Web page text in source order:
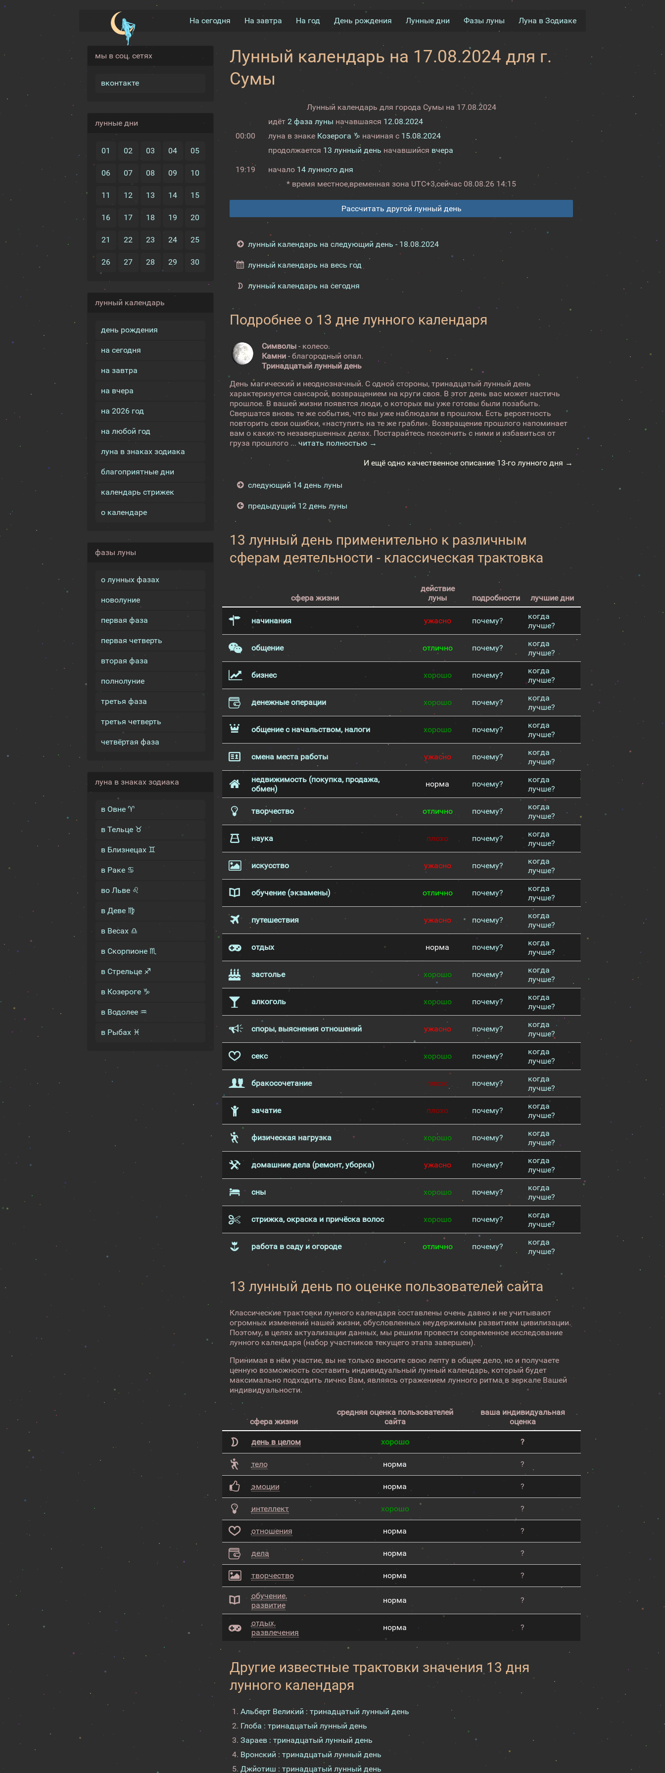
На сегодня На завтра На год День рождения Лунные дни Фазы луны Луна в Зодиаке
мы в соц. сетях
вконтакте
лунные дни
01 02 03 04 05
06 07 08 09 10
11 12 13 14 15
16 17 18 19 20
21 22 23 24 25
26 27 28 29 30
лунный календарь
день рождения
на сегодня
на завтра
на вчера
на 2026 год
на любой год
луна в знаках зодиака
благоприятные дни
календарь стрижек
о календаре
фазы луны
о лунных фазах
новолуние
первая фаза
первая четверть
вторая фаза
полнолуние
третья фаза
третья четверть
четвёртая фаза
луна в знаках зодиака
в Овне ♈
в Тельце ♉
в Близнецах ♊
в Раке ♋
во Льве ♌
в Деве ♍
в Весах ♎
в Скорпионе ♏
в Стрельце ♐
в Козероге ♑
в Водолее ♒
в Рыбах ♓
Лунный календарь на 17.08.2024 для г.
Сумы
Лунный календарь для города Сумы на 17.08.2024
00:00
идёт 2 фаза луны начавшаяся 12.08.2024
луна в знаке Козерога ♑ начиная с 15.08.2024
продолжается 13 лунный день начавшийся вчера
19:19 начало 14 лунного дня
* время местное,временная зона UTC+3,сейчас 08.08.26 14:15
Рассчитать другой лунный день
лунный календарь на следующий день - 18.08.2024
лунный календарь на весь год
лунный календарь на сегодня
Подробнее о 13 дне лунного календаря
Символы - колесо.
Камни - благородный опал.
Тринадцатый лунный день
День магический и неоднозначный. С одной стороны, тринадцатый лунный день
характеризуется сансарой, возвращением на круги своя. В этот день вас может настичь
прошлое. В вашей жизни появятся люди, о которых вы уже готовы были позабыть.
Свершатся вновь те же события, что вы уже наблюдали в прошлом. Есть вероятность
повторить свои ошибки, «наступить на те же грабли». Возвращение прошлого напоминает
вам о каких-то незавершенных делах. Постарайтесь покончить с ними и избавиться от
груза прошлого ...читать полностью →
И ещё одно качественное описание 13-го лунного дня →
следующий 14 день луны
предыдущий 12 день луны
13 лунный день применительно к различным
сферам деятельности - классическая трактовка
сфера жизни
действие
луны
подробности лучшие дни
начинания ужасно почему?
когда
лучше?
общение отлично почему?
когда
лучше?
бизнес хорошо почему?
когда
лучше?
денежные операции хорошо почему?
когда
лучше?
общение с начальством, налоги хорошо почему?
когда
лучше?
смена места работы ужасно почему?
когда
лучше?
недвижимость (покупка, продажа,
обмен)
норма почему?
когда
лучше?
творчество отлично почему?
когда
лучше?
наука плохо почему?
когда
лучше?
искусство ужасно почему?
когда
лучше?
обучение (экзамены) отлично почему?
когда
лучше?
путешествия ужасно почему?
когда
лучше?
отдых норма почему?
когда
лучше?
застолье хорошо почему?
когда
лучше?
алкоголь хорошо почему?
когда
лучше?
споры, выяснения отношений ужасно почему?
когда
лучше?
секс хорошо почему?
когда
лучше?
бракосочетание плохо почему?
когда
лучше?
зачатие плохо почему?
когда
лучше?
физическая нагрузка хорошо почему?
когда
лучше?
домашние дела (ремонт, уборка) ужасно почему?
когда
лучше?
сны хорошо почему?
когда
лучше?
стрижка, окраска и причёска волос хорошо почему?
когда
лучше?
работа в саду и огороде отлично почему?
когда
лучше?
13 лунный день по оценке пользователей сайта
Классические трактовки лунного календаря составлены очень давно и не учитывают
огромных изменений нашей жизни, обусловленных неудержимым развитием цивилизации.
Поэтому, в целях актуализации данных, мы решили провести современное исследование
лунного календаря (набор участников текущего этапа завершен).
Принимая в нём участие, вы не только вносите свою лепту в общее дело, но и получаете
ценную возможность составить индивидуальный лунный календарь, который будет
максимально подходить лично Вам, являясь отражением лунного ритма в зеркале Вашей
индивидуальности.
сфера жизни
средняя оценка пользователей
сайта
ваша индивидуальная
оценка
день в целом хорошо ?
тело норма ?
эмоции норма ?
интеллект хорошо ?
отношения норма ?
дела норма ?
творчество норма ?
обучение,
развитие
норма ?
отдых,
развлечения
норма ?
Другие известные трактовки значения 13 дня
лунного календаря
Альберт Великий : тринадцатый лунный день
Глоба : тринадцатый лунный день
Зараев : тринадцатый лунный день
Вронский : тринадцатый лунный день
Джйотиш : тринадцатый лунный день